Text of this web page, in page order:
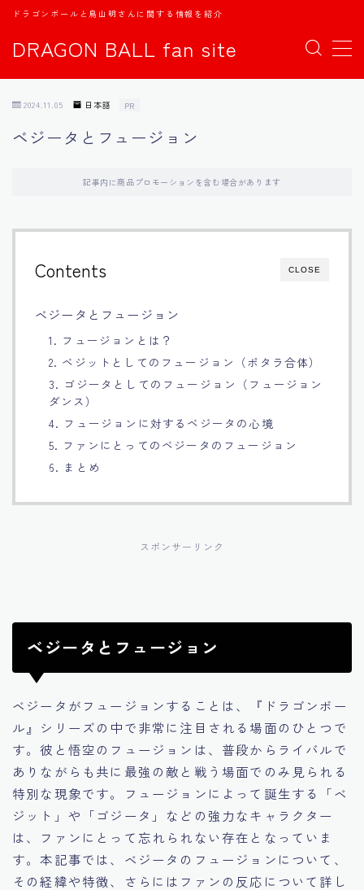
DRAGON BALL fan site
ドラゴンボールと鳥山明さんに関する情報を紹介
MENU
اللغة العربية
Français
Bahasa Indonesia
2024.11.05 日本語 PR
ベジータとフュージョン
記事内に商品プロモーションを含む場合があります
CLOSE
Contents
ベジータとフュージョン
1. フュージョンとは？
2. ベジットとしてのフュージョン（ポタラ合体）
3. ゴジータとしてのフュージョン（フュージョン
ダンス）
4. フュージョンに対するベジータの心境
5. ファンにとってのベジータのフュージョン
6. まとめ
スポンサーリンク
ベジータとフュージョン
ベジータがフュージョンすることは、『ドラゴンボー
ル』シリーズの中で非常に注目される場面のひとつで
す。彼と悟空のフュージョンは、普段からライバルで
ありながらも共に最強の敵と戦う場面でのみ見られる
特別な現象です。フュージョンによって誕生する「ベ
ジット」や「ゴジータ」などの強力なキャラクター
は、ファンにとって忘れられない存在となっていま
す。本記事では、ベジータのフュージョンについて、
その経緯や特徴、さらにはファンの反応について詳し